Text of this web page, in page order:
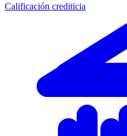
Calificación crediticia